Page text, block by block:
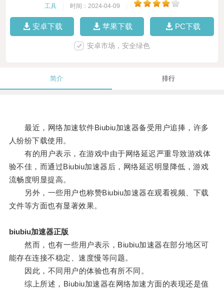
工具 时间：2024-04-09
安卓下载 苹果下载 PC下载
安卓市场，安全绿色
简介 排行
最近，网络加速软件Biubiu加速器备受用户追捧，许多
人纷纷下载使用。
有的用户表示，在游戏中由于网络延迟严重导致游戏体
验不佳，而通过Biubiu加速器后，网络延迟明显降低，游戏
流畅度明显提高。
另外，一些用户也称赞Biubiu加速器在观看视频、下载
文件等方面也有显著效果。
biubiu加速器正版
然而，也有一些用户表示，Biubiu加速器在部分地区可
能存在连接不稳定、速度慢等问题。
因此，不同用户的体验也有所不同。
综上所述，Biubiu加速器在网络加速方面的表现还是值